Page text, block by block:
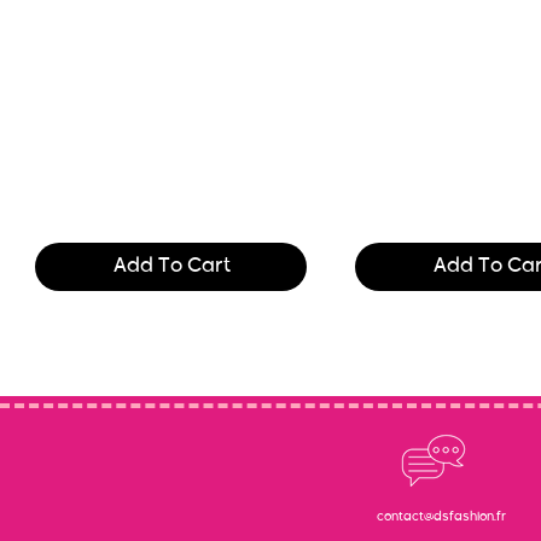
Add To Cart Add To
contact@dsfashion.fr